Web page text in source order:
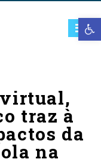
traz à
da
na